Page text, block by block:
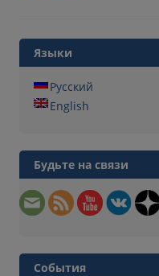
Языки
Русский
English
Будьте на связи
События